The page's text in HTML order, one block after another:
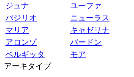
ジュナ
ユーファ
バジリオ
ニューラス
マリア
キャゼリナ
アロンゾ
バードン
ベルギッタ
モア
アーキタイプ